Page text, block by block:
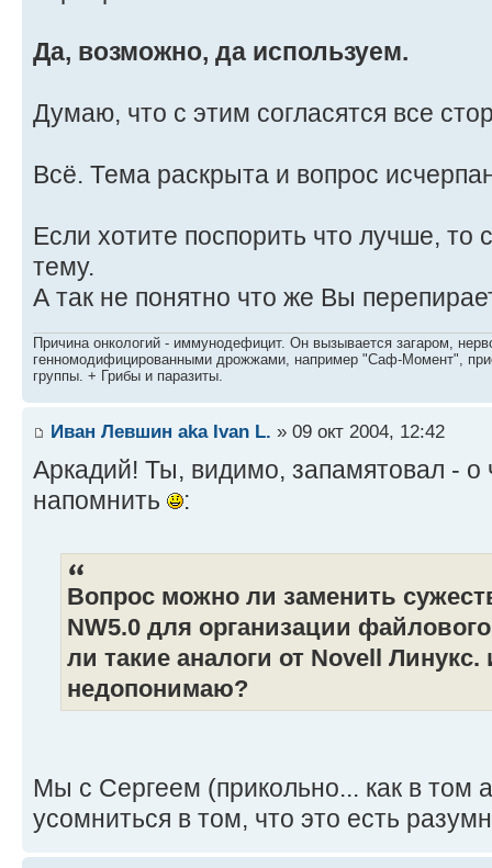
Да, возможно, да используем.
Думаю, что с этим согласятся все
Всё. Тема раскрыта и вопрос
Если хотите поспорить что лучше, то
тему.
А так не понятно что же Вы
Причина онкологий - иммунодефицит. Он вызывается загаром,
генномодифицированными дрожжами, например "Саф-Момент",
группы. + Грибы и паразиты.
Иван Левшин aka Ivan L. » 09 окт 2004, 12:42
Аркадий! Ты, видимо, запамятовал -
напомнить
:
Вопрос можно ли заменить
NW5.0 для организации
ли такие аналоги от Nоvell Линукс.
недопонимаю?
Мы с Сергеем (прикольно... как в том
усомниться в том, что это есть